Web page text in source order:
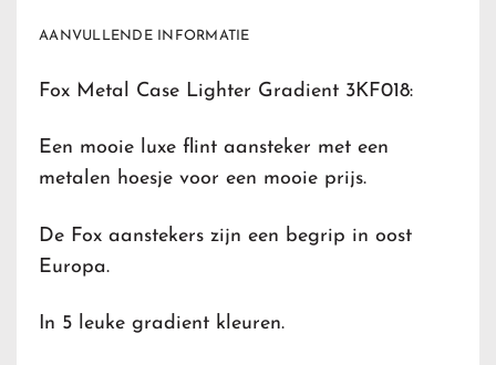
AANVULLENDE INFORMATIE
Fox Metal Case Lighter Gradient 3KF018:
Een mooie luxe flint aansteker met een
metalen hoesje voor een mooie prijs.
De Fox aanstekers zijn een begrip in oost
Europa.
In 5 leuke gradient kleuren.